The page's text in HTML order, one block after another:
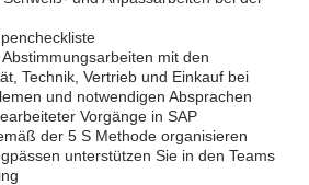
mit den
Technik, Vertrieb und Einkauf bei
und notwendigen Absprachen
Vorgänge in SAP
der 5 S Methode organisieren
unterstützen Sie in den Teams